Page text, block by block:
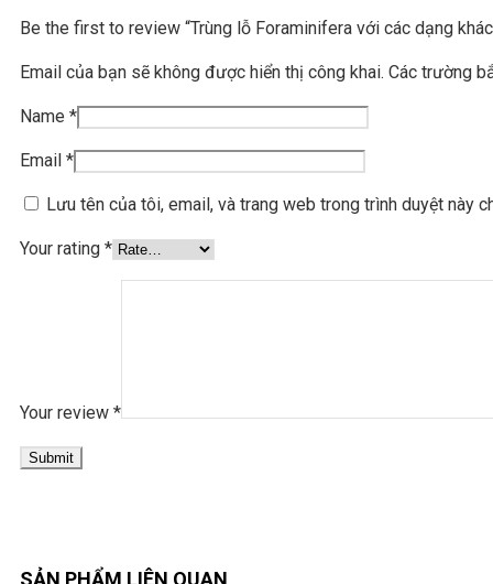
Be the first to review “Trùng lỗ Foraminifera với các dạng khác
Email của bạn sẽ không được hiển thị công khai. Các trường
Name *
Email *
Lưu tên của tôi, email, và trang web trong trình duyệt này
Your rating *
Your review *
SẢN PHẨM LIÊN QUAN